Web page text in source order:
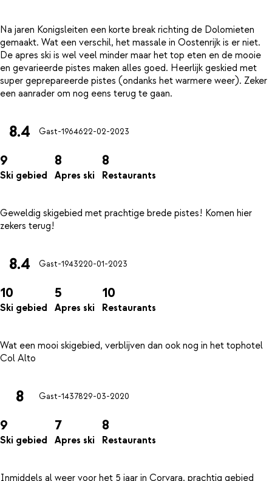
Na jaren Konigsleiten een korte break richting de Dolomieten
gemaakt. Wat een verschil, het massale in Oostenrijk is er niet.
De apres ski is wel veel minder maar het top eten en de mooie
en gevarieerde pistes maken alles goed. Heerlijk geskied met
super geprepareerde pistes (ondanks het warmere weer). Zeker
8.4 Gast-1964622-02-2023
9
Ski gebied
8
Apres ski
8
Restaurants
Geweldig skigebied met prachtige brede pistes! Komen hier
8.4 Gast-1943220-01-2023
10
Ski gebied
5
Apres ski
10
Restaurants
Wat een mooi skigebied, verblijven dan ook nog in het tophotel
8 Gast-1437829-03-2020
9
Ski gebied
7
Apres ski
8
Restaurants
Inmiddels al weer voor het 5 jaar in Corvara, prachtig gebied